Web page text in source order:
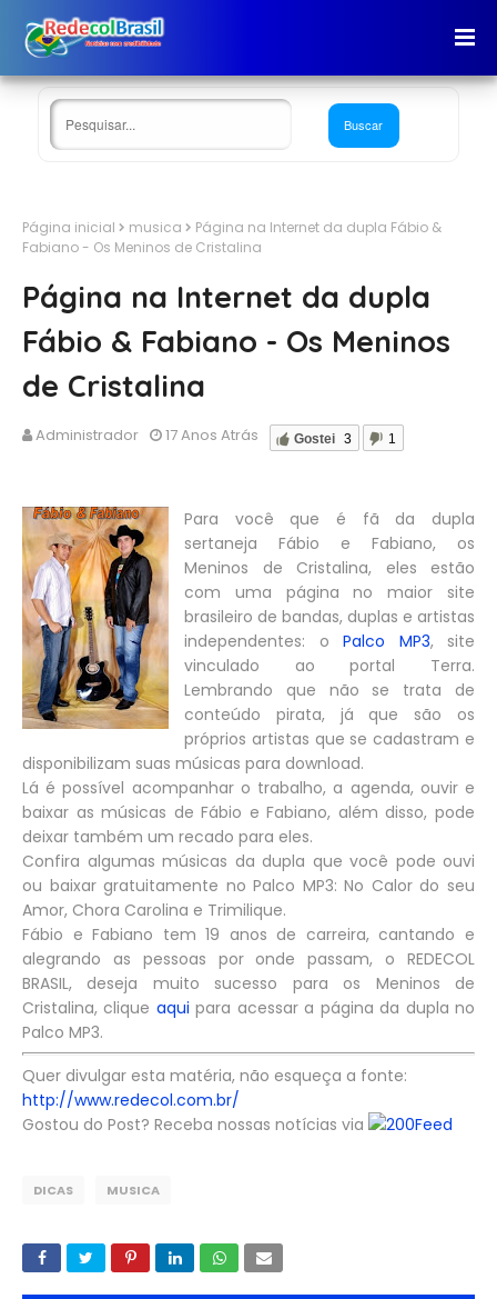
Página inicial musica
Página na Internet da dupla Fábio &
Fabiano - Os Meninos de Cristalina
Página na Internet da dupla
Fábio & Fabiano - Os Meninos
de Cristalina
Administrador Gostei 3 1
17 Anos Atrás
Para você que é fã da dupla
sertaneja Fábio e Fabiano, os
Meninos de Cristalina, eles estão
com uma página no maior site
brasileiro de bandas, duplas e artistas
independentes: o Palco MP3, site
vinculado ao portal Terra.
Lembrando que não se trata de
conteúdo pirata, já que são os
próprios artistas que se cadastram e
disponibilizam suas músicas para download.
Lá é possível acompanhar o trabalho, a agenda, ouvir e
baixar as músicas de Fábio e Fabiano, além disso, pode
deixar também um recado para eles.
Confira algumas músicas da dupla que você pode ouvi
ou baixar gratuitamente no Palco MP3: No Calor do seu
Amor, Chora Carolina e Trimilique.
Fábio e Fabiano tem 19 anos de carreira, cantando e
alegrando as pessoas por onde passam, o REDECOL
BRASIL, deseja muito sucesso para os Meninos de
Cristalina, clique aqui para acessar a página da dupla no
Palco MP3.
Quer divulgar esta matéria, não esqueça a fonte:
http://www.redecol.com.br/
Gostou do Post? Receba nossas notícias via
Feed
DICAS MUSICA